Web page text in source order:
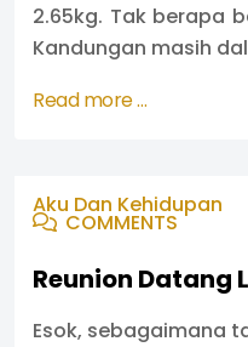
2.65kg. Tak berapa
Kandungan masih
Read more …
Aku Dan Kehidupan
COMMENTS
Reunion Datang
Esok, sebagaimana